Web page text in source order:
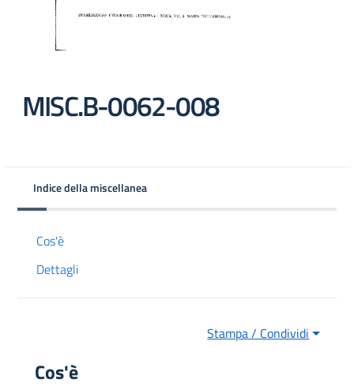
MISC.B-0062-008
Indice della miscellanea
Cos'è
Dettagli
Stampa / Condividi
Cos'è